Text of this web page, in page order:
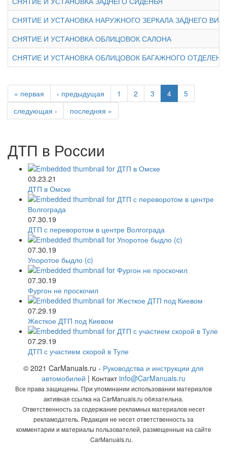
СНЯТИЕ И УСТАНОВКА НАРУЖНОГО ЗЕРКАЛА ЗАДНЕГО
СНЯТИЕ И УСТАНОВКА ОБЛИЦОВОК САЛОНА
СНЯТИЕ И УСТАНОВКА ОБЛИЦОВОК БАГАЖНОГО
« первая ‹ предыдущая 1 2 3 4
5
следующая ›
последняя »
ДТП в России
03.23.21
ДТП в Омске
07.30.19
ДТП с переворотом в центре Волгограда
07.30.19
Упоротое быдло (c)
07.30.19
Фургон не проскочил
07.29.19
Жесткое ДТП под Киевом
07.29.19
ДТП с участием скорой в Туле
© 2021 CarManuals.ru - Руководства и инструкции для
автомобилей | Контактinfo@CarManuals.ru
Все права защищены. При упоминании использовании материалов
активная ссылка на CarManuals.ru обязательна.
Ответственность за содержание рекламных материалов несет
рекламодатель. Редакция не несет ответственность за
комментарии и материалы пользователей, размещенные на сайте
CarManuals.ru.